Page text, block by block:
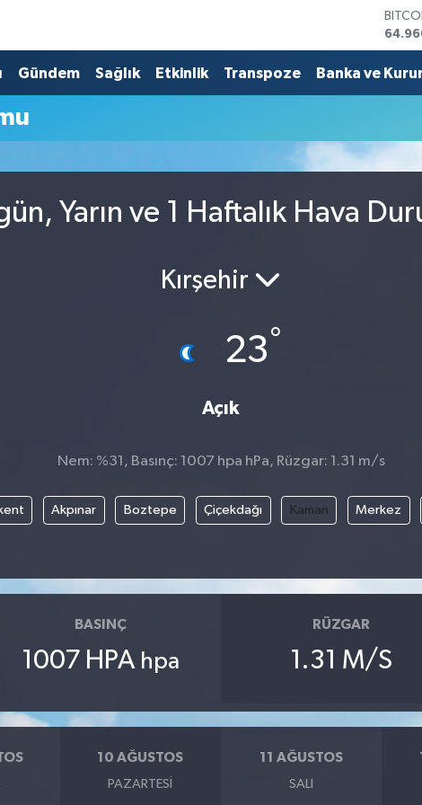
13.779
Gündem Sağlık Etkinlik Transpoze Banka ve
Yarın ve 1 Haftalık Hava
Kırşehir
23°
Açık
Nem: %31, Basınç: 1007 hpa hPa, Rüzgar: 1.31 m/s
Akpınar Boztepe Çiçekdağı Kaman Merkez
BASINÇ
1007 HPA hpa
RÜZGAR
1.31 M/S
10 AĞUSTOS
PAZARTESI
11 AĞUSTOS
SALI